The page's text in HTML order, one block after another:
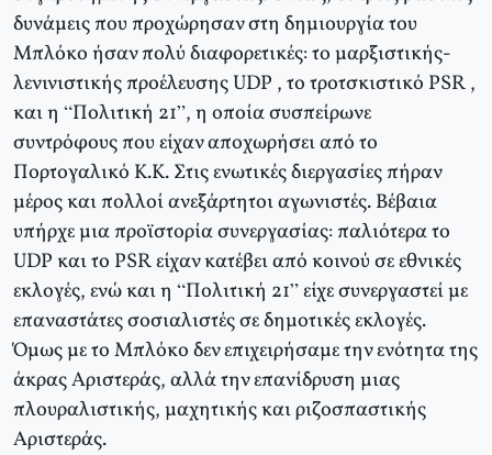
δυνάμεις που προχώρησαν στη δημιουργία του
Μπλόκο ήσαν πολύ διαφορετικές: το μαρξιστικής-
λενινιστικής προέλευσης UDP , το τροτσκιστικό PSR ,
και η “Πολιτική 21”, η οποία συσπείρωνε
συντρόφους που είχαν αποχωρήσει από το
Πορτογαλικό Κ.Κ. Στις ενωτικές διεργασίες πήραν
μέρος και πολλοί ανεξάρτητοι αγωνιστές. Βέβαια
υπήρχε μια προϊστορία συνεργασίας: παλιότερα το
UDP και το PSR είχαν κατέβει από κοινού σε εθνικές
εκλογές, ενώ και η “Πολιτική 21” είχε συνεργαστεί με
επαναστάτες σοσιαλιστές σε δημοτικές εκλογές.
Όμως με το Μπλόκο δεν επιχειρήσαμε την ενότητα της
άκρας Αριστεράς, αλλά την επανίδρυση μιας
πλουραλιστικής, μαχητικής και ριζοσπαστικής
Αριστεράς.